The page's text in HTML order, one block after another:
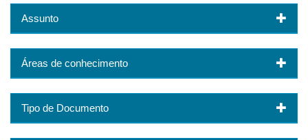
Assunto
Áreas de conhecimento
Tipo de Documento